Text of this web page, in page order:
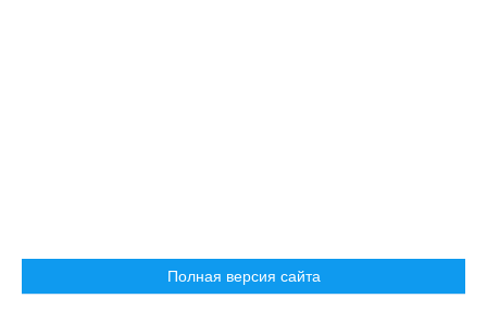
Полная версия сайта